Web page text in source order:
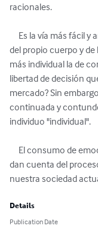
racionales.
del propio cuerpo y
más individual la de
libertad de decisión
mercado? Sin
continuada y
individuo "individual".
dan cuenta del
nuestra sociedad
Details
Publication Date